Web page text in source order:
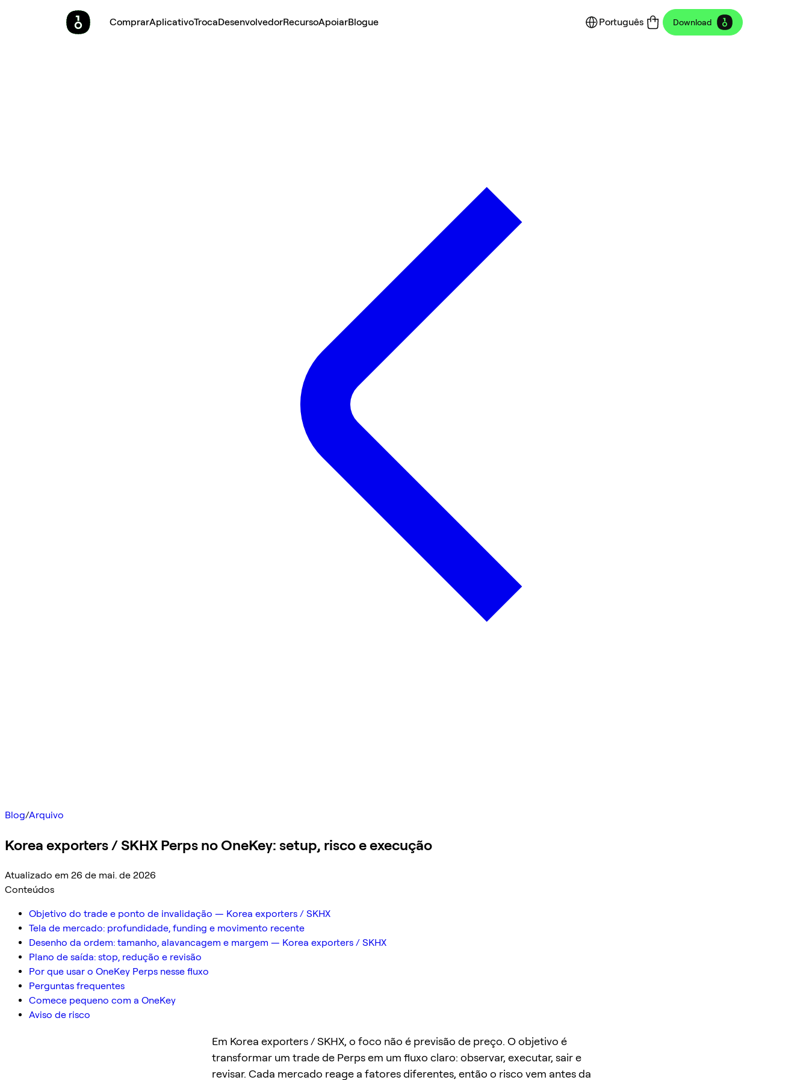
ComprarAplicativoTrocaDesenvolvedorRecursoApoiarBlogue Português Download
Blog/Arquivo
Korea exporters / SKHX Perps no OneKey: setup, risco e execução
Atualizado em 26 de mai. de 2026
Conteúdos
Objetivo do trade e ponto de invalidação — Korea exporters / SKHX
Tela de mercado: profundidade, funding e movimento recente
Desenho da ordem: tamanho, alavancagem e margem — Korea exporters / SKHX
Plano de saída: stop, redução e revisão
Por que usar o OneKey Perps nesse fluxo
Perguntas frequentes
Comece pequeno com a OneKey
Aviso de risco
Em Korea exporters / SKHX, o foco não é previsão de preço. O objetivo é
transformar um trade de Perps em um fluxo claro: observar, executar, sair e
revisar. Cada mercado reage a fatores diferentes, então o risco vem antes da